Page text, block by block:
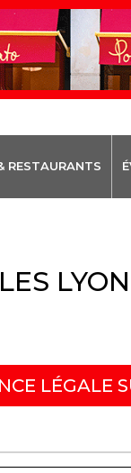
RESTAURANTS
LÉGALE